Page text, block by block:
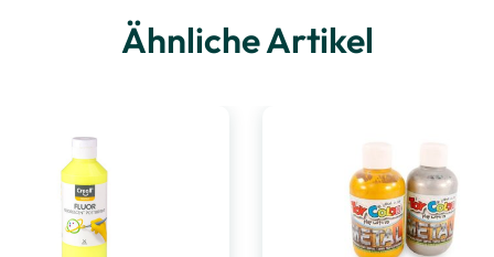
Ähnliche Artikel